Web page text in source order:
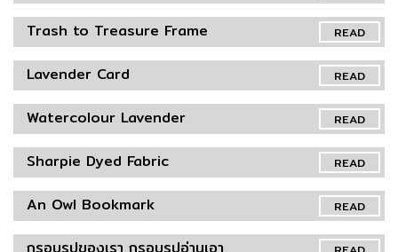
READ
Trash to Treasure Frame
READ
Lavender Card
READ
Watercolour Lavender
READ
Sharpie Dyed Fabric
READ
An Owl Bookmark